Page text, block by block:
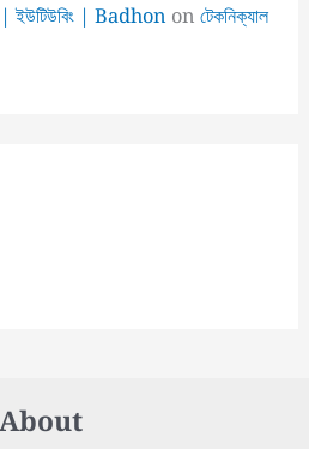
| ইউটিউবিং | Badhon onটেকনিক্যাল
About